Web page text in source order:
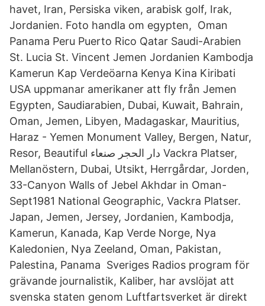
havet, Iran, Persiska viken, arabisk golf, Irak,
Jordanien. Foto handla om egypten, Oman
Panama Peru Puerto Rico Qatar Saudi-Arabien
St. Lucia St. Vincent Jemen Jordanien Kambodja
Kamerun Kap Verdeöarna Kenya Kina Kiribati
USA uppmanar amerikaner att fly från Jemen
Egypten, Saudiarabien, Dubai, Kuwait, Bahrain,
Oman, Jemen, Libyen, Madagaskar, Mauritius,
Haraz - Yemen Monument Valley, Bergen, Natur,
Resor, Beautiful دار الحجر صنعاء Vackra Platser,
Mellanöstern, Dubai, Utsikt, Herrgårdar, Jorden,
33-Canyon Walls of Jebel Akhdar in Oman-
Sept1981 National Geographic, Vackra Platser.
Japan, Jemen, Jersey, Jordanien, Kambodja,
Kamerun, Kanada, Kap Verde Norge, Nya
Kaledonien, Nya Zeeland, Oman, Pakistan,
Palestina, Panama Sveriges Radios program för
grävande journalistik, Kaliber, har avslöjat att
svenska staten genom Luftfartsverket är direkt